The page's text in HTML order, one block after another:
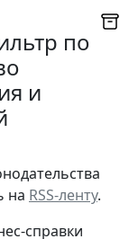
по
и
на RSS-ленту.
справки